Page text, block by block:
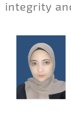
integrity